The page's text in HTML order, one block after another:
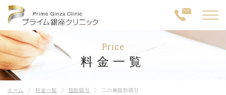
Price
料金一覧
ホーム 料金一覧 脂肪吸引 二の腕脂肪吸引